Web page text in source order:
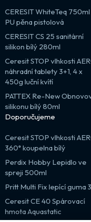
CERESIT WhiteTeq 750ml
PU pěna pistolová
CERESIT CS 25 sanitární
silikon bílý 280ml
Ceresit STOP vlhkosti
náhradní tablety 3+1, 4 x
450g luční kvítí
PATTEX Re-New
silikonu bílý 80ml
Doporučujeme
Ceresit STOP vlhkosti
360° koupelna bílý
Perdix Hobby Lepidlo ve
spreji 500ml
Pritt Multi Fix lepící guma
Ceresit CE 40 Spárovací
hmota Aquastatic